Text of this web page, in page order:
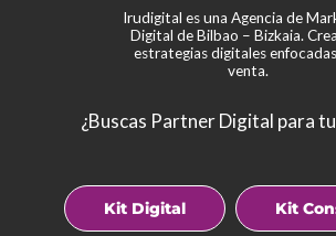
Irudigital es una Agencia de
Digital de Bilbao – Bizkaia.
estrategias digitales
venta.
¿Buscas Partner Digital para
Kit Digital Kit